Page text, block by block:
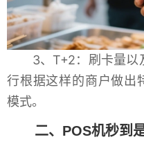
3、T+2：刷卡量以
行根据这样的商户做出
模式。
二、POS机秒到